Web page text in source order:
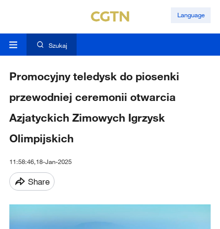
Language
Szukaj
Promocyjny teledysk do piosenki
przewodniej ceremonii otwarcia
Azjatyckich Zimowych Igrzysk
Olimpijskich
11:58:46,18-Jan-2025
Share